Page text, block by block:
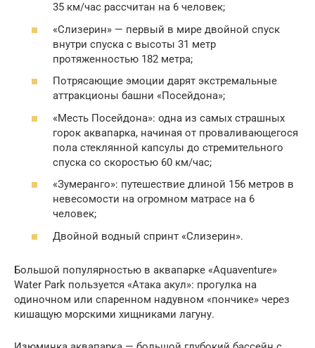
35 км/час рассчитан на 6 человек;
«Слизерин» — первый в мире двойной спуск
внутри спуска с высоты 31 метр
протяженностью 182 метра;
Потрясающие эмоции дарят экстремальные
аттракционы башни «Посейдона»;
«Месть Посейдона»: одна из самых страшных
горок аквапарка, начиная от проваливающегося
пола стеклянной капсулы до стремительного
спуска со скоростью 60 км/час;
«Зумеранго»: путешествие длиной 156 метров в
невесомости на огромном матрасе на 6
человек;
Двойной водный спринт «Слизерин».
Большой популярностью в аквапарке «Aquaventure»
Water Park пользуется «Атака акул»: прогулка на
одиночном или спаренном надувном «пончике» через
кишащую морскими хищниками лагуну.